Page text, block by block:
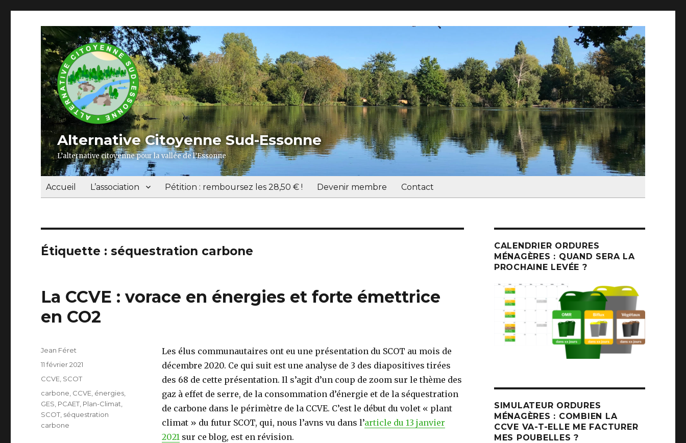
Alternative Citoyenne Sud-Essonne
L’alternative citoyenne pour la vallée de l’Essonne
Accueil L’association Pétition : remboursez les 28,50 € ! Devenir membre Contact
Étiquette :séquestration carbone
La CCVE : vorace en énergies et forte émettrice
en CO2
Les élus communautaires ont eu une présentation du SCOT au mois de
décembre 2020. Ce qui suit est une analyse de 3 des diapositives tirées
des 68 de cette présentation. Il s’agit d’un coup de zoom sur le thème des
gaz à effet de serre, de la consommation d’énergie et de la séquestration
de carbone dans le périmètre de la CCVE. C’est le début du volet « plant
climat » du futur SCOT, qui, nous l’avns vu dans l’article du 13 janvier
2021 sur ce blog, est en révision.
Auteur
Jean Féret
Publié
le
11 février 2021
Catégories
CCVE SCOT
Étiquettes
carbone CCVE énergies
GES PCAET Plan-Climat
SCOT séquestration
carbone
CALENDRIER ORDURES
MÉNAGÈRES : QUAND SERA LA
PROCHAINE LEVÉE ?
SIMULATEUR ORDURES
MÉNAGÈRES : COMBIEN LA
CCVE VA-T-ELLE ME FACTURER
MES POUBELLES ?